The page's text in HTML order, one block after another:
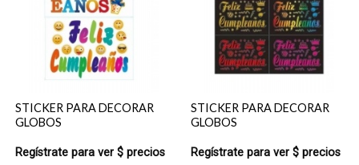
STICKER PARA DECORAR
GLOBOS
Regístrate para ver $ precios
STICKER PARA DECORAR
GLOBOS
Regístrate para ver $ precios